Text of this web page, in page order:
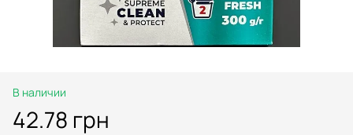
В наличии
42.78 грн